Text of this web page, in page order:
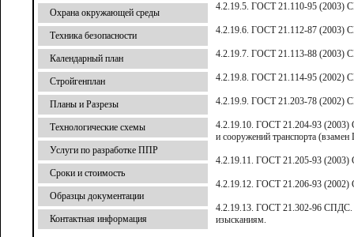
Охрана окружающей среды
Техника безопасности
Календарный план
Стройгенплан
Планы и Разрезы
Технологические схемы
Услуги по разработке ППР
Сроки и стоимость
Образцы документации
Контактная информация
4.2.19.5. ГОСТ 21.110-95 (2003)
4.2.19.6. ГОСТ 21.112-87 (2003)
4.2.19.7. ГОСТ 21.113-88 (2003)
4.2.19.8. ГОСТ 21.114-95 (2002)
4.2.19.9. ГОСТ 21.203-78 (2002)
4.2.19.10. ГОСТ 21.204-93 (2003)
и сооружений транспорта
4.2.19.11. ГОСТ 21.205-93 (2003)
4.2.19.12. ГОСТ 21.206-93 (2002)
4.2.19.13. ГОСТ 21.302-96 СПДС.
изысканиям.